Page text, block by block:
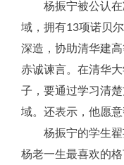
杨振宁被公认
域，拥有13项诺贝
深造，协助清华建
赤诚谏言。在清华
子，要通过学习清
域。还表示，他愿意
杨振宁的学生
杨老一生最喜欢的